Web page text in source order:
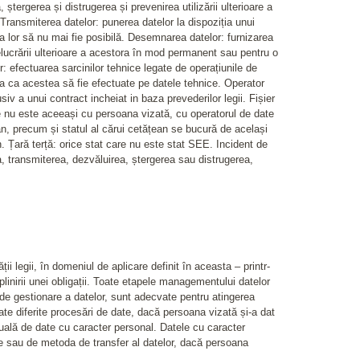
și distrugerea și prevenirea utilizării ulterioare a
datelor: punerea datelor la dispoziția unui
să nu mai fie posibilă. Desemnarea datelor: furnizarea
ulterioare a acestora în mod permanent sau pentru o
efectuarea sarcinilor tehnice legate de operațiunile de
ca acestea să fie efectuate pe datele tehnice. Operator
a unui contract incheiat in baza prevederilor legii. Fișier
este aceeași cu persoana vizată, cu operatorul de date
precum și statul al cărui cetățean se bucură de același
Țară terță: orice stat care nu este stat SEE. Incident de
dezvăluirea, ștergerea sau distrugerea,
legii, în domeniul de aplicare definit în aceasta – printr-
unei obligații. Toate etapele managementului datelor
gestionare a datelor, sunt adecvate pentru atingerea
diferite procesări de date, dacă persoana vizată și-a dat
de date cu caracter personal. Datele cu caracter
de metoda de transfer al datelor, dacă persoana